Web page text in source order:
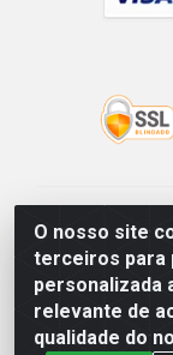
O nosso site
terceiros para
personalizada
relevante de
qualidade do
Rio Vermelho
BR, 153,
Eldorado,